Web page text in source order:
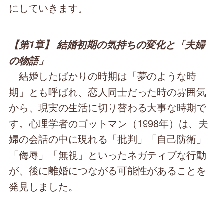
にしていきます。
【第1章】 結婚初期の気持ちの変化と「夫婦
の物語」
結婚したばかりの時期は「夢のような時
期」とも呼ばれ、恋人同士だった時の雰囲気
から、現実の生活に切り替わる大事な時期で
す。心理学者のゴットマン（1998年）は、夫
婦の会話の中に現れる「批判」「自己防衛」
「侮辱」「無視」といったネガティブな行動
が、後に離婚につながる可能性があることを
発見しました。